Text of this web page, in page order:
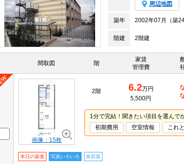
周辺地図
築年
2002年07月（築24
階建 2階建
間取図 階
家賃
管理費
画像：15枚
2階 6.2万円
5,500円
1分で完結！聞きたい項目を選んで
初期費用
空室情報 これ
本日の新着 写真いろいろ 角部屋